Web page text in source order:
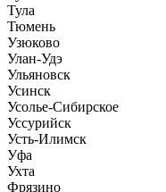
Тула
Тюмень
Узюково
Улан-Удэ
Ульяновск
Усинск
Усолье-Сибирское
Уссурийск
Усть-Илимск
Уфа
Ухта
Фрязино